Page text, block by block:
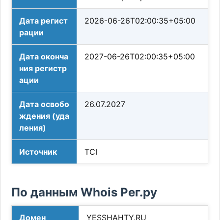
Дата регист
рации
2026-06-26T02:00:35+05:00
Дата оконча
ния регистр
ации
2027-06-26T02:00:35+05:00
Дата освобо
ждения (уда
ления)
26.07.2027
Источник TCI
По данным Whois Рег.ру
Домен YESSHAHTY.RU